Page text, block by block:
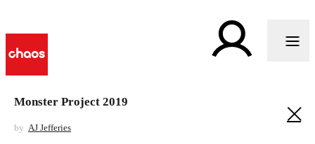
Monster Project 2019
by AJ Jefferies